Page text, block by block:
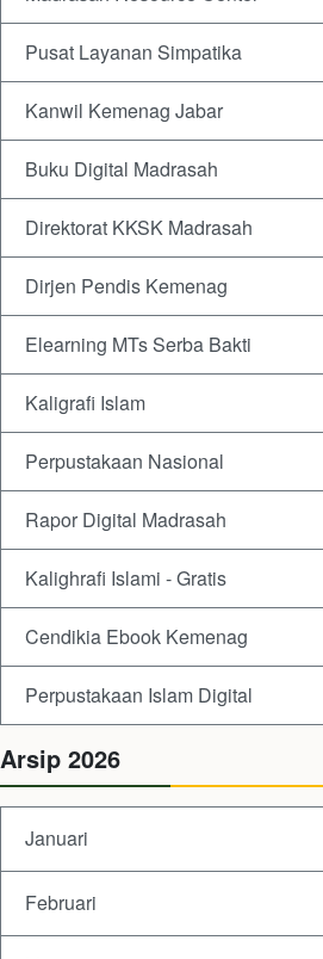
Pusat Layanan Simpatika
Kanwil Kemenag Jabar
Buku Digital Madrasah
Direktorat KKSK Madrasah
Dirjen Pendis Kemenag
Elearning MTs Serba Bakti
Kaligrafi Islam
Perpustakaan Nasional
Rapor Digital Madrasah
Kalighrafi Islami - Gratis
Cendikia Ebook Kemenag
Perpustakaan Islam Digital
Arsip 2026
Januari
Februari